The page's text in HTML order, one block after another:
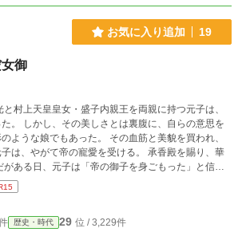
お気に入り追加 19
女御
。 しかし、その美しさとは裏腹に、自らの意思を
った。 その血筋と美貌を買われ、
は、やがて帝の寵愛を受ける。 承香殿を賜り、華
、噂し、嘲る中、彼女だけは疑わなかった。 やが
皇子ではなく――水だった。 世に「水を産ん
子。 後宮を追われた彼女に手を差し伸べたのは、
源頼定だった。 狂気だったのか。 それとも、ただ
歴史・時代 29 位 / 3,229件